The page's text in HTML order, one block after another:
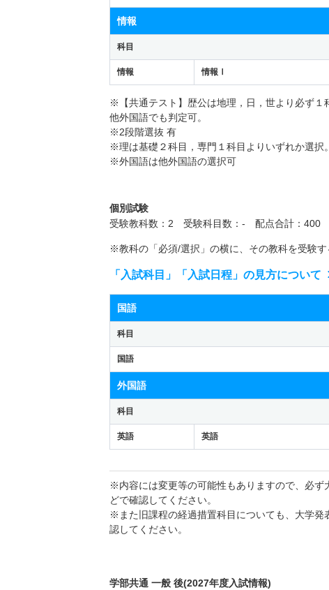
情報
科目
情報 情報Ⅰ
※【共通テスト】歴公は地理，日，世より必ず１
他外国語でも判定可。
※2段階選抜 有
※理は基礎２科目，専門１科目よりいずれか選択。
※外国語は他外国語の選択可
個別試験
受験教科数：2 受験科目数：- 配点合計：400
※教科の「必須/選択」の横に、その教科を受験す
「入試科目」「入試日程」の見方について
国語
科目
国語
外国語
科目
英語 英語
※内容には変更等の可能性もありますので、必
どで確認してください。
※また旧課程の経過措置科目についても、大学発
認してください。
学部共通 一般 後(2027年度入試情報)